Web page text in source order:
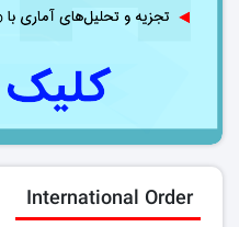
International Order